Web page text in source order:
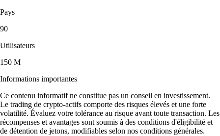
Pays
90
Utilisateurs
150 M
Informations importantes
Ce contenu informatif ne constitue pas un conseil en investissement.
Le trading de crypto-actifs comporte des risques élevés et une forte
volatilité. Évaluez votre tolérance au risque avant toute transaction. Les
récompenses et avantages sont soumis à des conditions d'éligibilité et
de détention de jetons, modifiables selon nos conditions générales.